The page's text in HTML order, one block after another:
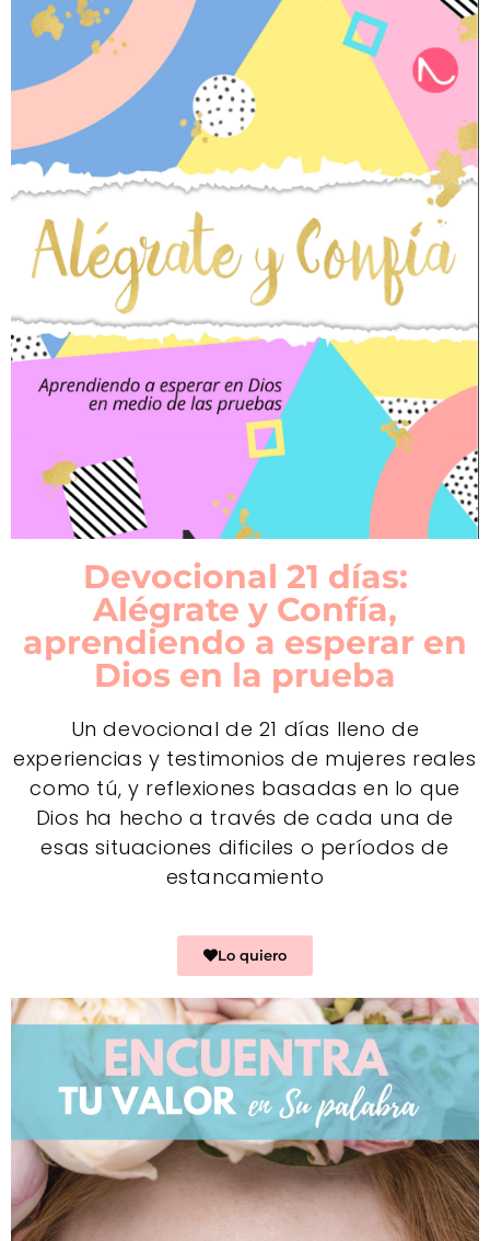
Devocional 21 días:
Alégrate y Confía,
aprendiendo a esperar en
Dios en la prueba
Un devocional de 21 días lleno de
experiencias y testimonios de mujeres reales
como tú, y reflexiones basadas en lo que
Dios ha hecho a través de cada una de
esas situaciones dificiles o períodos de
estancamiento
Lo quiero